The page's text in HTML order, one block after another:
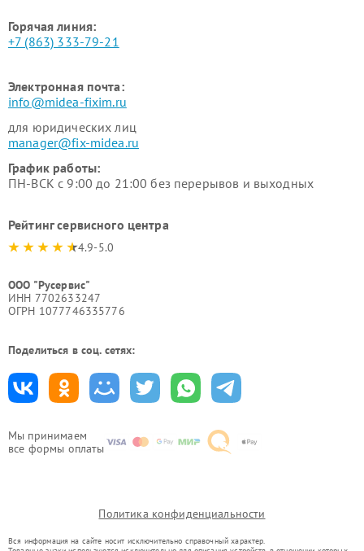
Мы принимаем
все формы оплаты
Горячая линия:
+7 (863) 333-79-21
Электронная почта:
info@midea-fixim.ru
для юридических лиц
manager@fix-midea.ru
График работы:
ПН-ВСК с 9:00 до 21:00 без перерывов и выходных
Рейтинг сервисного центра
4.9-5.0
ООО "Русервис"
ИНН 7702633247
ОГРН 1077746335776
Поделиться в соц. сетях:
Политика конфиденциальности
Вся информация на сайте носит исключительно справочный характер.